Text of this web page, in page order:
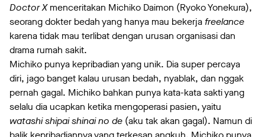
Doctor Xmenceritakan Michiko Daimon (Ryoko Yonekura),
seorang dokter bedah yang hanya mau bekerja freelance
karena tidak mau terlibat dengan urusan organisasi dan
drama rumah sakit.
Michiko punya kepribadian yang unik. Dia super percaya
diri, jago banget kalau urusan bedah, nyablak, dan nggak
pernah gagal. Michiko bahkan punya kata-kata sakti yang
selalu dia ucapkan ketika mengoperasi pasien, yaitu
watashi shipai shinai no de (aku tak akan gagal). Namun di